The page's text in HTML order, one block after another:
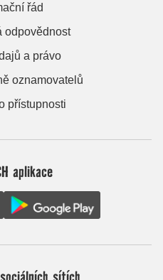
řád
odpovědnost
a právo
oznamovatelů
přístupnosti
aplikace